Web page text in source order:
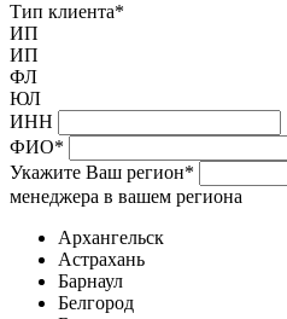
Тип клиента*
ИП
ИП
ФЛ
ЮЛ
ИНН
ФИО*
Укажите Ваш регион*
менеджера в вашем региона
Архангельск
Астрахань
Барнаул
Белгород